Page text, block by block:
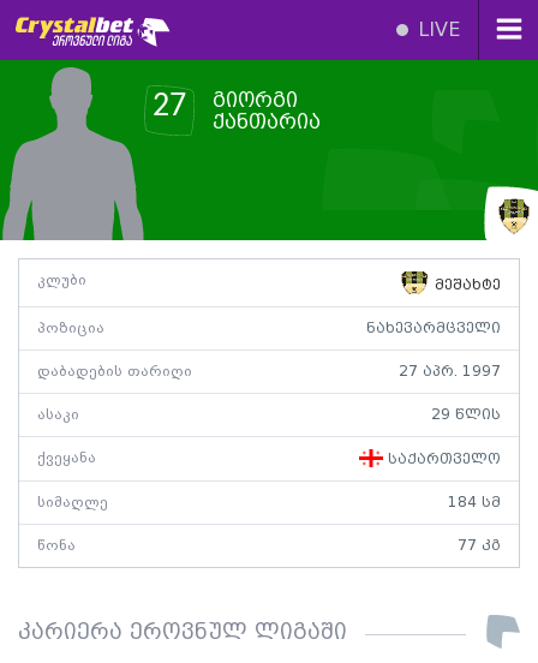
LIVE
27
გიორგი
ქანთარია
კლუბი მეშახტე
პოზიცია ნახევარმცველი
დაბადების თარიღი 27 აპრ. 1997
ასაკი 29 წლის
ქვეყანა საქართველო
სიმაღლე 184 სმ
წონა 77 კგ
კარიერა ეროვნულ ლიგაში